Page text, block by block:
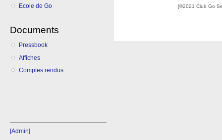
Ecole de Go
Documents
Pressbook
Affiches
Comptes rendus
[Admin]
[©2021 Club Go